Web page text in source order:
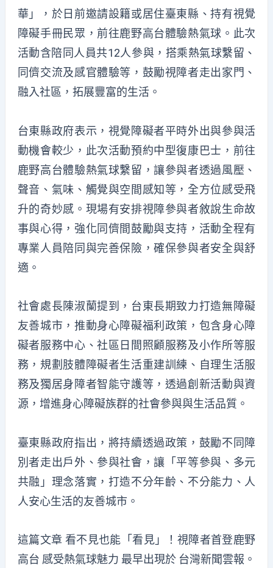
華」，於日前邀請設籍或居住臺東縣、持有視覺
障礙手冊民眾，前往鹿野高台體驗熱氣球。此次
活動含陪同人員共12人參與，搭乘熱氣球繫留、
同儕交流及感官體驗等，鼓勵視障者走出家門、
融入社區，拓展豐富的生活。
台東縣政府表示，視覺障礙者平時外出與參與活
動機會較少，此次活動預約中型復康巴士，前往
鹿野高台體驗熱氣球繫留，讓參與者透過風壓、
聲音、氣味、觸覺與空間感知等，全方位感受飛
升的奇妙感。現場有安排視障參與者敘說生命故
事與心得，強化同儕間鼓勵與支持，活動全程有
專業人員陪同與完善保險，確保參與者安全與舒
適。
社會處長陳淑蘭提到，台東長期致力打造無障礙
友善城市，推動身心障礙福利政策，包含身心障
礙者服務中心、社區日間照顧服務及小作所等服
務，規劃肢體障礙者生活重建訓練、自理生活服
務及獨居身障者智能守護等，透過創新活動與資
源，增進身心障礙族群的社會參與與生活品質。
臺東縣政府指出，將持續透過政策，鼓勵不同障
別者走出戶外、參與社會，讓「平等參與、多元
共融」理念落實，打造不分年齡、不分能力、人
人安心生活的友善城市。
這篇文章 看不見也能「看見」！視障者首登鹿野
高台 感受熱氣球魅力 最早出現於 台灣新聞雲報 。